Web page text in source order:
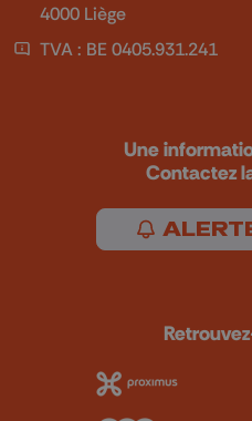
4000 Liège
TVA : BE 0405.931.241
Une
Contactez